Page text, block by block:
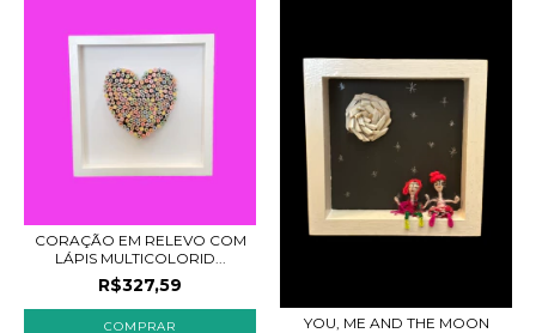
CORAÇÃO EM RELEVO COM
LÁPIS MULTICOLORID...
R$327,59
YOU, ME AND THE MOON